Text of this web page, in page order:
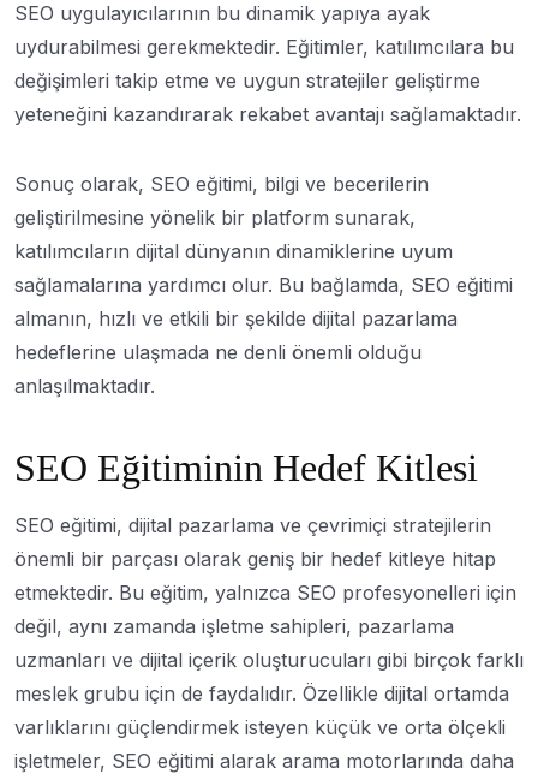
SEO uygulayıcılarının bu dinamik yapıya ayak
uydurabilmesi gerekmektedir. Eğitimler, katılımcılara bu
değişimleri takip etme ve uygun stratejiler geliştirme
yeteneğini kazandırarak rekabet avantajı sağlamaktadır.
Sonuç olarak, SEO eğitimi, bilgi ve becerilerin
geliştirilmesine yönelik bir platform sunarak,
katılımcıların dijital dünyanın dinamiklerine uyum
sağlamalarına yardımcı olur. Bu bağlamda, SEO eğitimi
almanın, hızlı ve etkili bir şekilde dijital pazarlama
hedeflerine ulaşmada ne denli önemli olduğu
anlaşılmaktadır.
SEO Eğitiminin Hedef Kitlesi
SEO eğitimi, dijital pazarlama ve çevrimiçi stratejilerin
önemli bir parçası olarak geniş bir hedef kitleye hitap
etmektedir. Bu eğitim, yalnızca SEO profesyonelleri için
değil, aynı zamanda işletme sahipleri, pazarlama
uzmanları ve dijital içerik oluşturucuları gibi birçok farklı
meslek grubu için de faydalıdır. Özellikle dijital ortamda
varlıklarını güçlendirmek isteyen küçük ve orta ölçekli
işletmeler, SEO eğitimi alarak arama motorlarında daha